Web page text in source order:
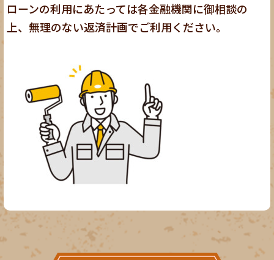
ローンの利用にあたっては各金融機関に御相談の
上、無理のない返済計画でご利用ください。